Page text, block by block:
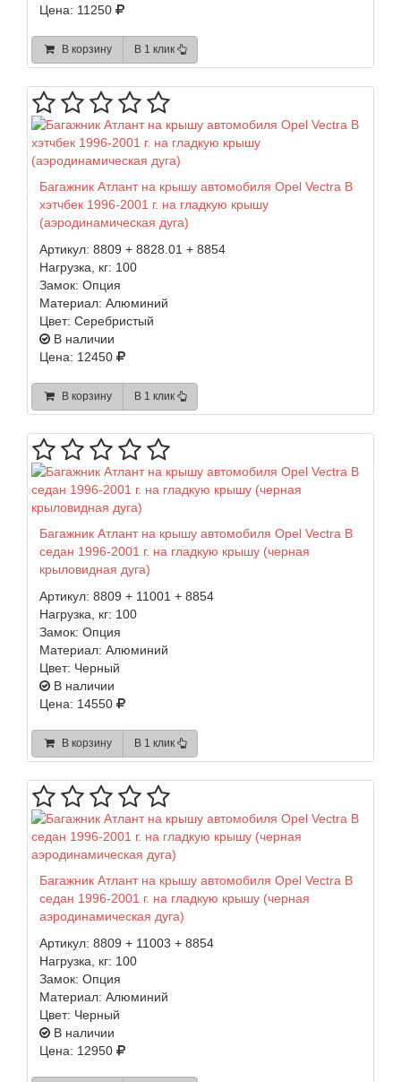
Цена: 11250
В корзину В 1 клик
Багажник Атлант на крышу автомобиля Opel Vectra B
хэтчбек 1996-2001 г. на гладкую крышу
(аэродинамическая дуга)
Артикул: 8809 + 8828.01 + 8854
Нагрузка, кг: 100
Замок: Опция
Материал: Алюминий
Цвет: Серебристый
В наличии
Цена: 12450
В корзину В 1 клик
Багажник Атлант на крышу автомобиля Opel Vectra B
седан 1996-2001 г. на гладкую крышу (черная
крыловидная дуга)
Артикул: 8809 + 11001 + 8854
Нагрузка, кг: 100
Замок: Опция
Материал: Алюминий
Цвет: Черный
В наличии
Цена: 14550
В корзину В 1 клик
Багажник Атлант на крышу автомобиля Opel Vectra B
седан 1996-2001 г. на гладкую крышу (черная
аэродинамическая дуга)
Артикул: 8809 + 11003 + 8854
Нагрузка, кг: 100
Замок: Опция
Материал: Алюминий
Цвет: Черный
В наличии
Цена: 12950